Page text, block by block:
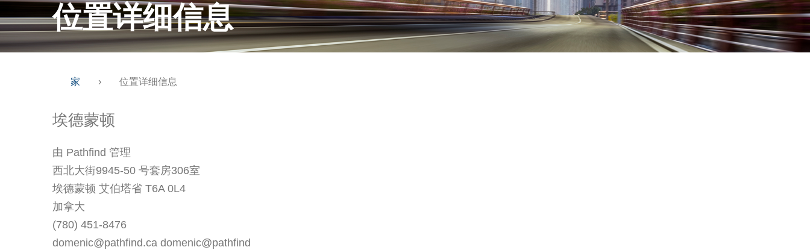
位置详细信息
家 › 位置详细信息
埃德蒙顿
由 Pathfind 管理
西北大街9945-50 号套房306室
埃德蒙顿 艾伯塔省 T6A 0L4
加拿大
(780) 451-8476
domenic@pathfind.ca domenic@pathfind